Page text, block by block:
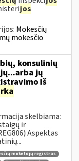
jos
Mokesčių
mokesčio
konsulinių
jų
iš
skelbiama:
ir
Aspektas
mokėtojų registras